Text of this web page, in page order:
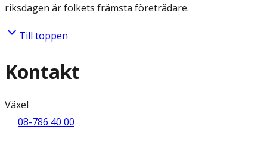
riksdagen är folkets främsta företrädare.
Till toppen
Kontakt
Växel
08-786 40 00